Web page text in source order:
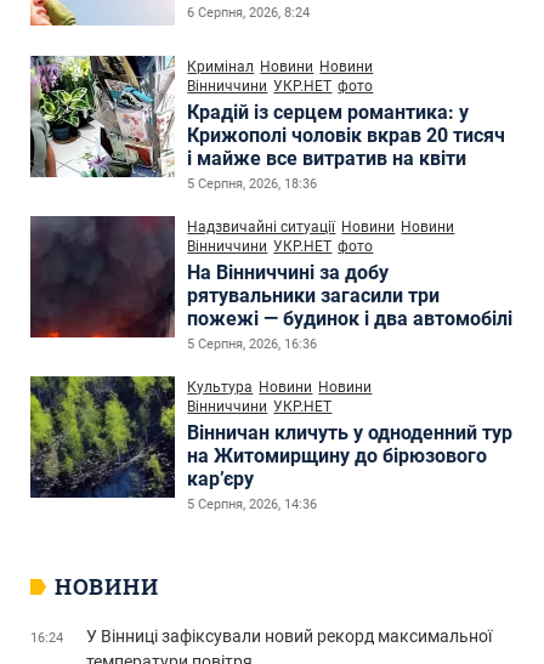
6 Серпня, 2026, 8:24
Кримінал Новини Новини
Вінниччини УКР.НЕТ фото
Крадій із серцем романтика: у
Крижополі чоловік вкрав 20 тисяч
і майже все витратив на квіти
5 Серпня, 2026, 18:36
Надзвичайні ситуації Новини Новини
Вінниччини УКР.НЕТ фото
На Вінниччині за добу
рятувальники загасили три
пожежі — будинок і два автомобілі
5 Серпня, 2026, 16:36
Культура Новини Новини
Вінниччини УКР.НЕТ
Вінничан кличуть у одноденний тур
на Житомирщину до бірюзового
кар’єру
5 Серпня, 2026, 14:36
НОВИНИ
16:24
У Вінниці зафіксували новий рекорд максимальної